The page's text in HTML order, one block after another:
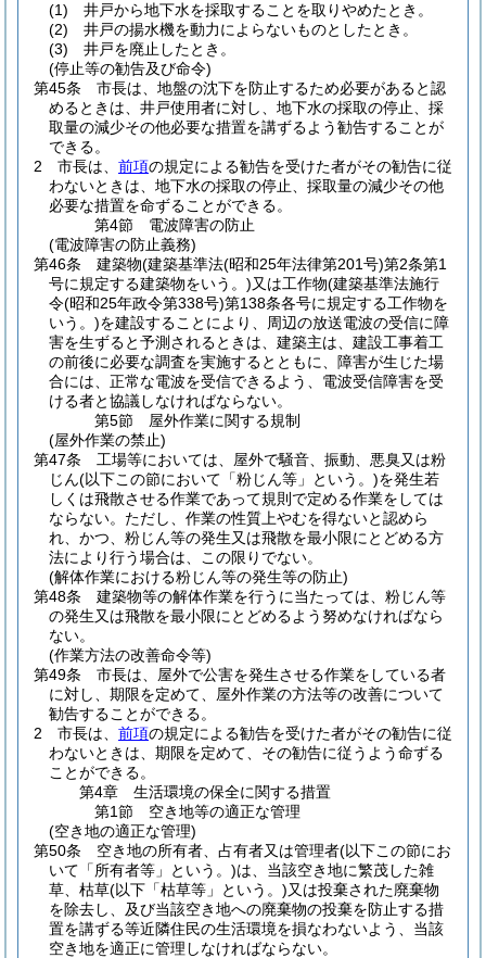
(1)
井戸から地下水を採取することを取りやめたとき。
(2)
井戸の揚水機を動力によらないものとしたとき。
(3)
井戸を廃止したとき。
(停止等の勧告及び命令)
第45条
市長は、地盤の沈下を防止するため必要があると認
めるときは、井戸使用者に対し、地下水の採取の停止、採
取量の減少その他必要な措置を講ずるよう勧告することが
できる。
2
市長は、 前項の規定による勧告を受けた者がその勧告に従
わないときは、地下水の採取の停止、採取量の減少その他
必要な措置を命ずることができる。
第4節
電波障害の防止
(電波障害の防止義務)
第46条
建築物(建築基準法(昭和25年法律第201号)第2条第1
号に規定する建築物をいう。)又は工作物(建築基準法施行
令(昭和25年政令第338号)第138条各号に規定する工作物を
いう。)を建設することにより、周辺の放送電波の受信に障
害を生ずると予測されるときは、建築主は、建設工事着工
の前後に必要な調査を実施するとともに、障害が生じた場
合には、正常な電波を受信できるよう、電波受信障害を受
ける者と協議しなければならない。
第5節
屋外作業に関する規制
(屋外作業の禁止)
第47条
工場等においては、屋外で騒音、振動、悪臭又は粉
じん(以下この節において「粉じん等」という。)を発生若
しくは飛散させる作業であって規則で定める作業をしては
ならない。 ただし、作業の性質上やむを得ないと認めら
れ、かつ、粉じん等の発生又は飛散を最小限にとどめる方
法により行う場合は、この限りでない。
(解体作業における粉じん等の発生等の防止)
第48条
建築物等の解体作業を行うに当たっては、粉じん等
の発生又は飛散を最小限にとどめるよう努めなければなら
ない。
(作業方法の改善命令等)
第49条
市長は、屋外で公害を発生させる作業をしている者
に対し、期限を定めて、屋外作業の方法等の改善について
勧告することができる。
2
市長は、 前項の規定による勧告を受けた者がその勧告に従
わないときは、期限を定めて、その勧告に従うよう命ずる
ことができる。
第4章
生活環境の保全に関する措置
第1節
空き地等の適正な管理
(空き地の適正な管理)
第50条
空き地の所有者、占有者又は管理者(以下この節にお
いて「所有者等」という。)は、当該空き地に繁茂した雑
草、枯草(以下「枯草等」という。)又は投棄された廃棄物
を除去し、及び当該空き地への廃棄物の投棄を防止する措
置を講ずる等近隣住民の生活環境を損なわないよう、当該
空き地を適正に管理しなければならない。